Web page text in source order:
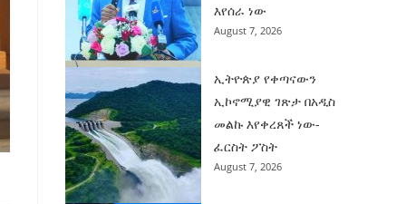
እየሰራ ነው
August 7, 2026
ኢትዮጵያ የቀጣናውን
ኢኮኖሚያዊ ገጽታ በአዲስ
መልኩ እየቀረጸች ነው-
ፈርስት ፖስት
August 7, 2026